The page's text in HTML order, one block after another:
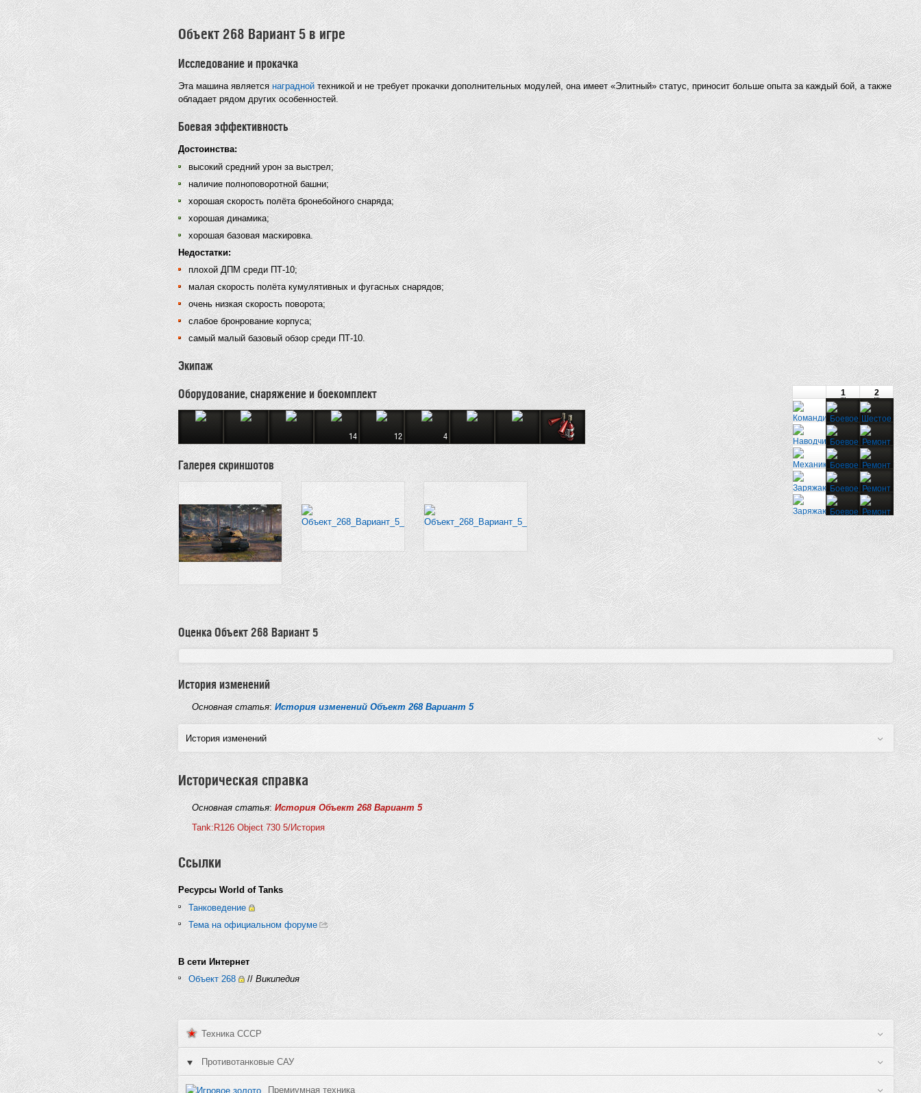
Объект 268 Вариант 5 в игре
Исследование и прокачка
Эта машина является награднойтехникой и не требует прокачки дополнительных модулей, она имеет «Элитный» статус, приносит больше опыта за каждый бой, а также
обладает рядом других особенностей.
Боевая эффективность
Достоинства:
высокий средний урон за выстрел;
наличие полноповоротной башни;
хорошая скорость полёта бронебойного снаряда;
хорошая динамика;
хорошая базовая маскировка.
Недостатки:
плохой ДПМ среди ПТ-10;
малая скорость полёта кумулятивных и фугасных снарядов;
очень низкая скорость поворота;
слабое бронрование корпуса;
самый малый базовый обзор среди ПТ-10.
Экипаж
1
2
4
5
6
7
8
10
Оборудование, снаряжение и боекомплект
14 12 4
Галерея скриншотов
Оценка Объект 268 Вариант 5
История изменений
Основная статья: История изменений Объект 268 Вариант 5
История изменений
Историческая справка
Основная статья:История Объект 268 Вариант 5
Tank:R126 Object 730 5/История
Ссылки
Ресурсы World of Tanks
Танковедение
Тема на официальном форуме
В сети Интернет
Объект 268
//Википедия
Техника СССР
Противотанковые САУ
Премиумная техника